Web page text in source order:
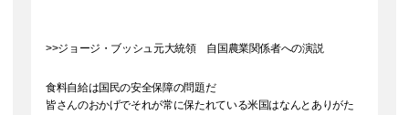
>>ジョージ・ブッシュ元大統領 自国農業関係者への演説
食料自給は国民の安全保障の問題だ
皆さんのおかげでそれが常に保たれている米国はなんとありがた